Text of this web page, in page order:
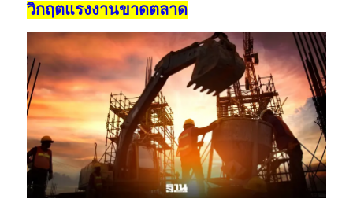
วิกฤตแรงงานขาดตลาด